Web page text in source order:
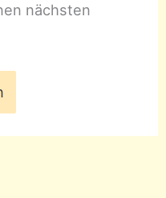
nächsten